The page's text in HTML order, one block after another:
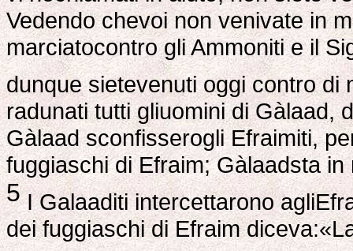
Vedendo chevoi non venivate in
marciatocontro gli Ammoniti e il
dunque sietevenuti oggi contro
radunati tutti gliuomini di Gàlaad,
Gàlaad sconfisserogli Efraimiti,
fuggiaschi di Efraim; Gàlaadsta
5I Galaaditi intercettarono
dei fuggiaschi di Efraim